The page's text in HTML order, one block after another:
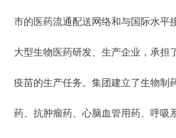
市的医药流通配送网络和与国际水平
大型生物医药研发、生产企业，承担
疫苗的生产任务。集团建立了生物制
药、抗肿瘤药、心脑血管用药、呼吸